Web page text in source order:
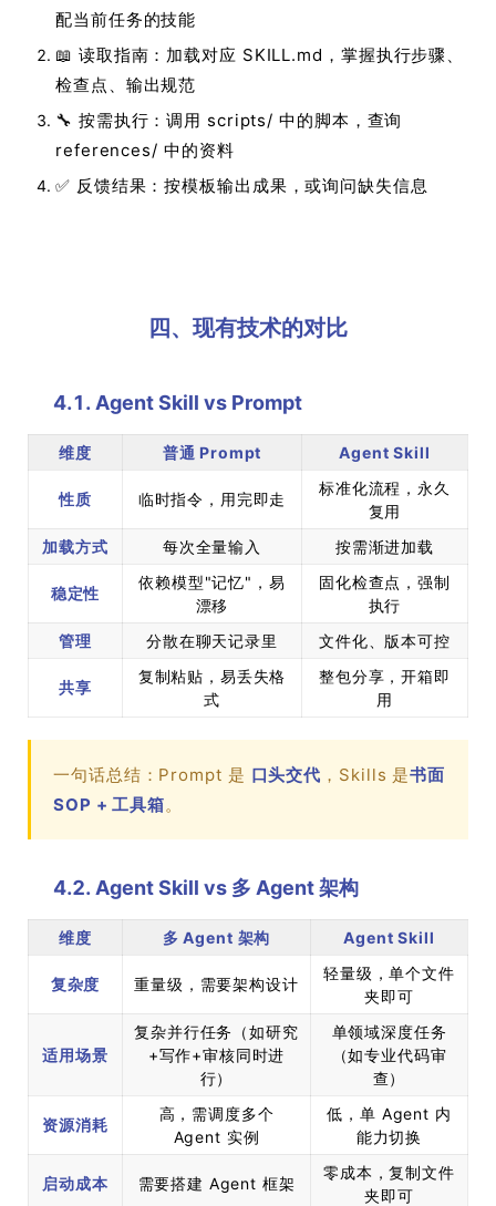
配当前任务的技能
📖 读取指南：加载对应 SKILL.md，掌握执行步骤、
检查点、输出规范
🔧 按需执行：调用 scripts/ 中的脚本，查询
references/ 中的资料
✅ 反馈结果：按模板输出成果，或询问缺失信息
四、现有技术的对比
4.1. Agent Skill vs Prompt
维度 普通 Prompt Agent Skill
性质 临时指令，用完即走
标准化流程，永久
复用
加载方式
每次全量输入 按需渐进加载
稳定性
依赖模型"记忆"，易
漂移
固化检查点，强制
执行
管理
分散在聊天记录里 文件化、版本可控
共享
复制粘贴，易丢失格
式
整包分享，开箱即
用
一句话总结：Prompt 是 口头交代 ，Skills 是书面
SOP + 工具箱。
4.2. Agent Skill vs 多 Agent 架构
维度 多 Agent 架构 Agent Skill
复杂度 重量级，需要架构设计
轻量级，单个文件
夹即可
适用场景
复杂并行任务（如研究
+写作+审核同时进
行）
单领域深度任务
（如专业代码审
查）
资源消耗
高，需调度多个
Agent 实例
低，单 Agent 内
能力切换
启动成本 需要搭建 Agent 框架
零成本，复制文件
夹即可